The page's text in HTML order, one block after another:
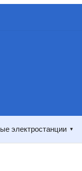
электростанции ▾